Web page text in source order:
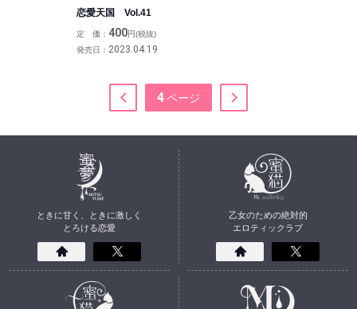
恋愛天国 Vol.41
定 価： 400円(税抜)
発売日： 2023.04.19
4
ときに甘く、ときに激しく
とろける恋愛
乙女のための絶対的
エロティックラブ